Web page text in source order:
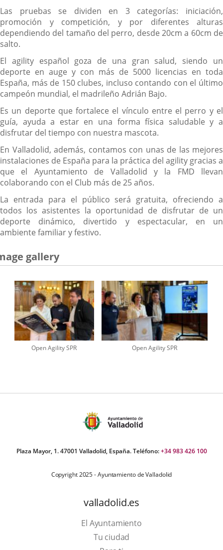
Las pruebas se dividen en 3 categorías: iniciación,
promoción y competición, y por diferentes alturas
dependiendo del tamaño del perro, desde 20cm a 60cm de
salto.
El agility español goza de una gran salud, siendo un
deporte en auge y con más de 5000 licencias en toda
España, más de 150 clubes, incluso contando con el último
campeón mundial, el madrileño Adrián Bajo.
Es un deporte que fortalece el vínculo entre el perro y el
guía, ayuda a estar en una forma física saludable y a
disfrutar del tiempo con nuestra mascota.
En Valladolid, además, contamos con unas de las mejores
instalaciones de España para la práctica del agility gracias a
que el Ayuntamiento de Valladolid y la FMD llevan
colaborando con el Club más de 25 años.
La entrada para el público será gratuita, ofreciendo a
todos los asistentes la oportunidad de disfrutar de un
deporte dinámico, divertido y espectacular, en un
ambiente familiar y festivo.
gallery
Open Agility SPR Open Agility SPR
Plaza Mayor, 1. 47001 Valladolid, España. Teléfono:+34 983 426 100
Copyright 2025 - Ayuntamiento de Valladolid
valladolid.es
El Ayuntamiento
Tu ciudad